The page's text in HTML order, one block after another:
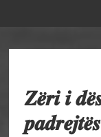
𝒁𝒆̈𝒓𝒊 𝒊